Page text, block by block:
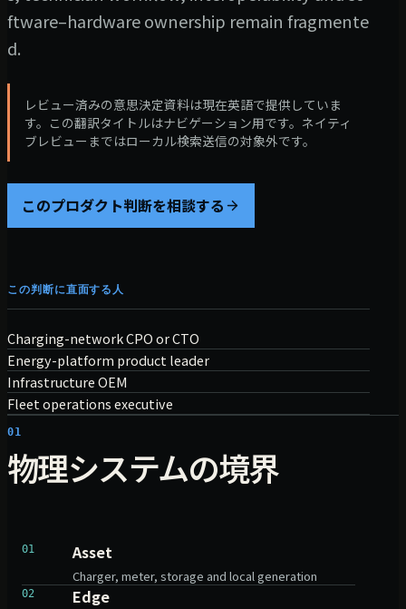
ftware–hardware ownership remain fragmente
d.
レビュー済みの意思決定資料は現在英語で提供していま
す。この翻訳タイトルはナビゲーション用です。ネイティ
ブレビューまではローカル検索送信の対象外です。
このプロダクト判断を相談する
この判断に直面する人
Charging-network CPO or CTO
Energy-platform product leader
Infrastructure OEM
Fleet operations executive
01
物理システムの境界
01 Asset
Charger, meter, storage and local generation
02 Edge